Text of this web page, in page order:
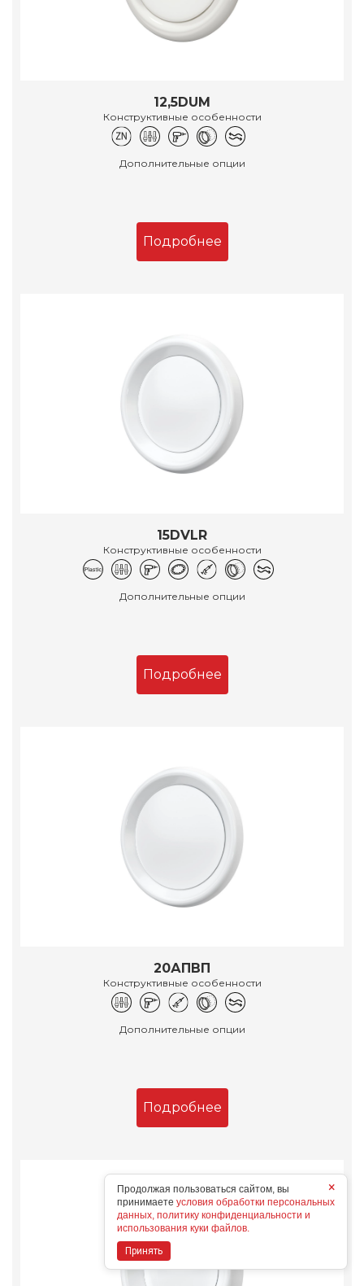
12,5DUM
Конструктивные особенности
Дополнительные опции
Подробнее
15DVLR
Конструктивные особенности
Дополнительные опции
Подробнее
20АПВП
Конструктивные особенности
Дополнительные опции
Подробнее
×
Продолжая пользоваться сайтом, вы
принимаете условия обработки персональных
данных, политику конфиденциальности и
использования куки файлов.
Принять